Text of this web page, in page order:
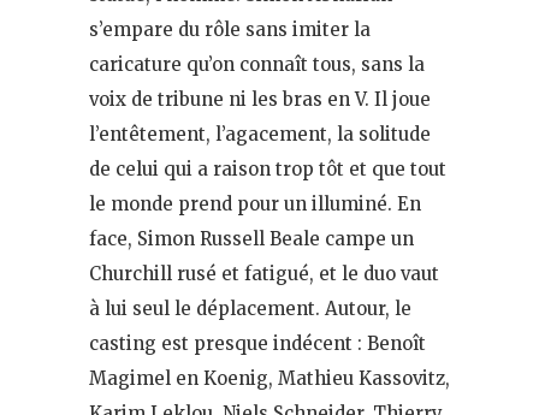
s’empare du rôle sans imiter la
caricature qu’on connaît tous, sans la
voix de tribune ni les bras en V. Il joue
l’entêtement, l’agacement, la solitude
de celui qui a raison trop tôt et que tout
le monde prend pour un illuminé. En
face, Simon Russell Beale campe un
Churchill rusé et fatigué, et le duo vaut
à lui seul le déplacement. Autour, le
casting est presque indécent : Benoît
Magimel en Koenig, Mathieu Kassovitz,